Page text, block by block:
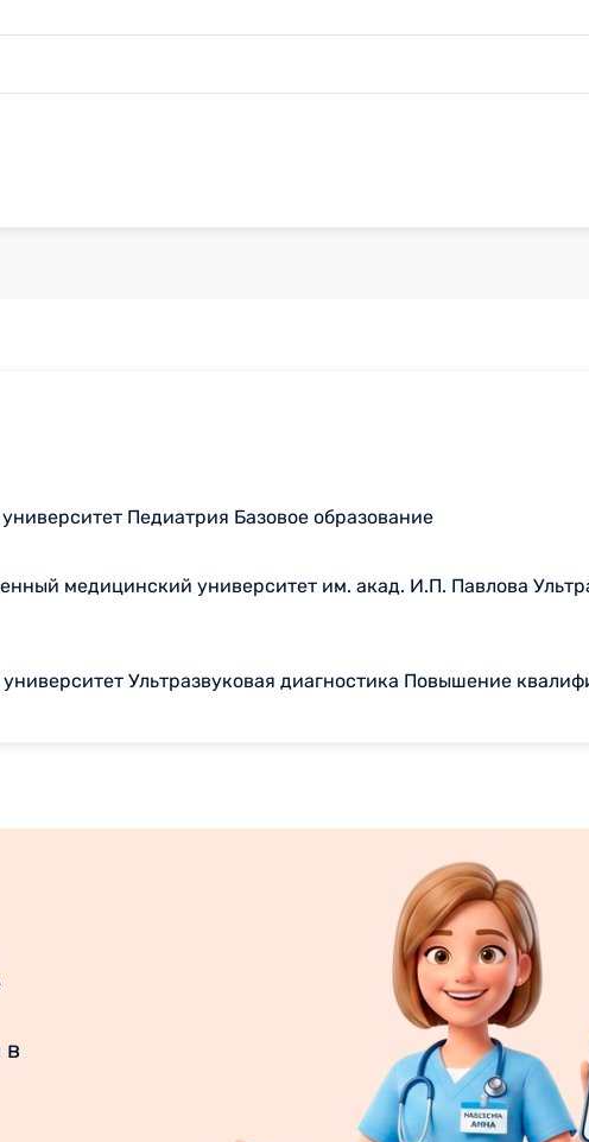
Педиатрия Базовое образование
медицинский университет им. акад. И.П. Павлова
Ультразвуковая диагностика Повышение
в